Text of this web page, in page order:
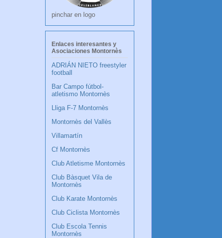
pinchar en logo
Enlaces interesantes y
Asociaciones Montornès
ADRIÁN NIETO freestyler
football
Bar Campo fútbol-
atletismo Montornès
Lliga F-7 Montornès
Montornès del Vallès
Villamartín
Cf Montornès
Club Atletisme Montornès
Club Bàsquet Vila de
Montornès
Club Karate Montornès
Club Ciclista Montornès
Club Escola Tennis
Montornès